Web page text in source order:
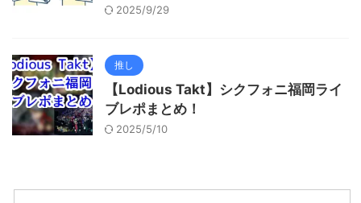
2025/9/29
推し
【Lodious Takt】シクフォニ福岡ライ
ブレポまとめ！
2025/5/10